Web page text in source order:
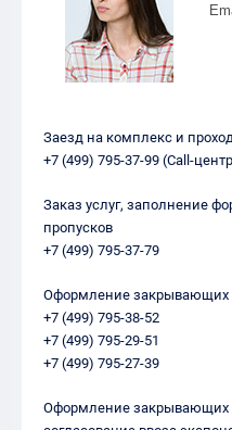
Заезд на комплекс и
+7 (499) 795-37-99 (Call-
Заказ услуг, заполнение
пропусков
+7 (499) 795-37-79
Оформление закрывающих
+7 (499) 795-38-52
+7 (499) 795-29-51
+7 (499) 795-27-39
Оформление закрывающих